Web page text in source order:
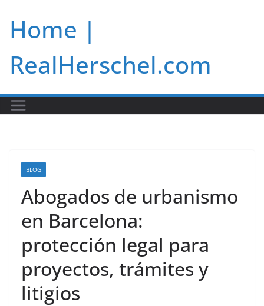
content
Home |
RealHerschel.com
BLOG
Abogados de urbanismo
en Barcelona:
protección legal para
proyectos, trámites y
litigios